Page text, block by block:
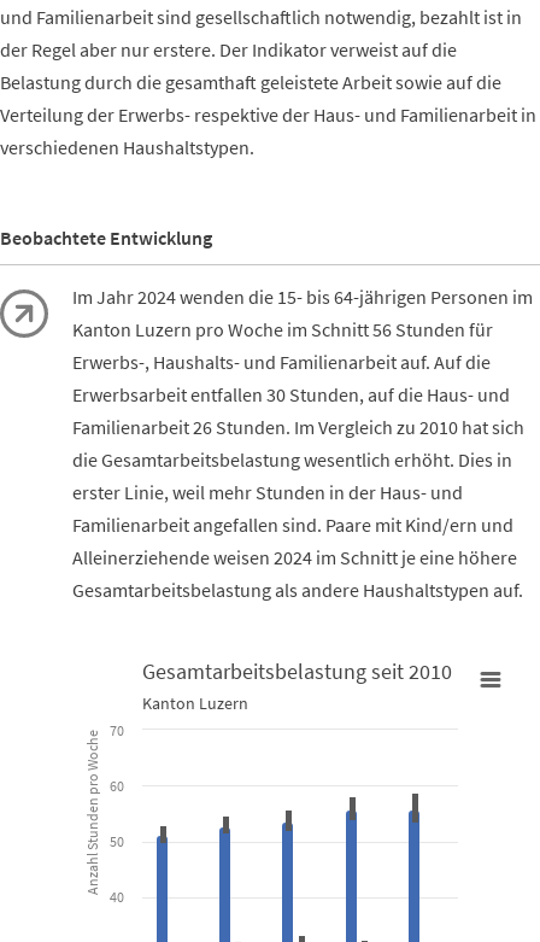
und Familienarbeit sind gesellschaftlich notwendig, bezahlt ist in
der Regel aber nur erstere. Der Indikator verweist auf die
Belastung durch die gesamthaft geleistete Arbeit sowie auf die
Verteilung der Erwerbs- respektive der Haus- und Familienarbeit in
verschiedenen Haushaltstypen.
Beobachtete Entwicklung
Im Jahr 2024 wenden die 15- bis 64-jährigen Personen im
Kanton Luzern pro Woche im Schnitt 56 Stunden für
Erwerbs-, Haushalts- und Familienarbeit auf. Auf die
Erwerbsarbeit entfallen 30 Stunden, auf die Haus- und
Familienarbeit 26 Stunden. Im Vergleich zu 2010 hat sich
die Gesamtarbeitsbelastung wesentlich erhöht. Dies in
erster Linie, weil mehr Stunden in der Haus- und
Familienarbeit angefallen sind. Paare mit Kind/ern und
Alleinerziehende weisen 2024 im Schnitt je eine höhere
Gesamtarbeitsbelastung als andere Haushaltstypen auf.
Gesamtarbeitsbelastung seit 2010
Combination chart with 6 data series.
Kanton Luzern
View as data table, Gesamtarbeitsbelastung seit 2010
The chart has 1 X axis displaying categories.
The chart has 1 Y axis displaying Anzahl Stunden pro Woche.
Anzahl Stunden pro Woche
Gesamtarbeitsbelastung seit 2010
Kanton Luzern
40
50
60
70